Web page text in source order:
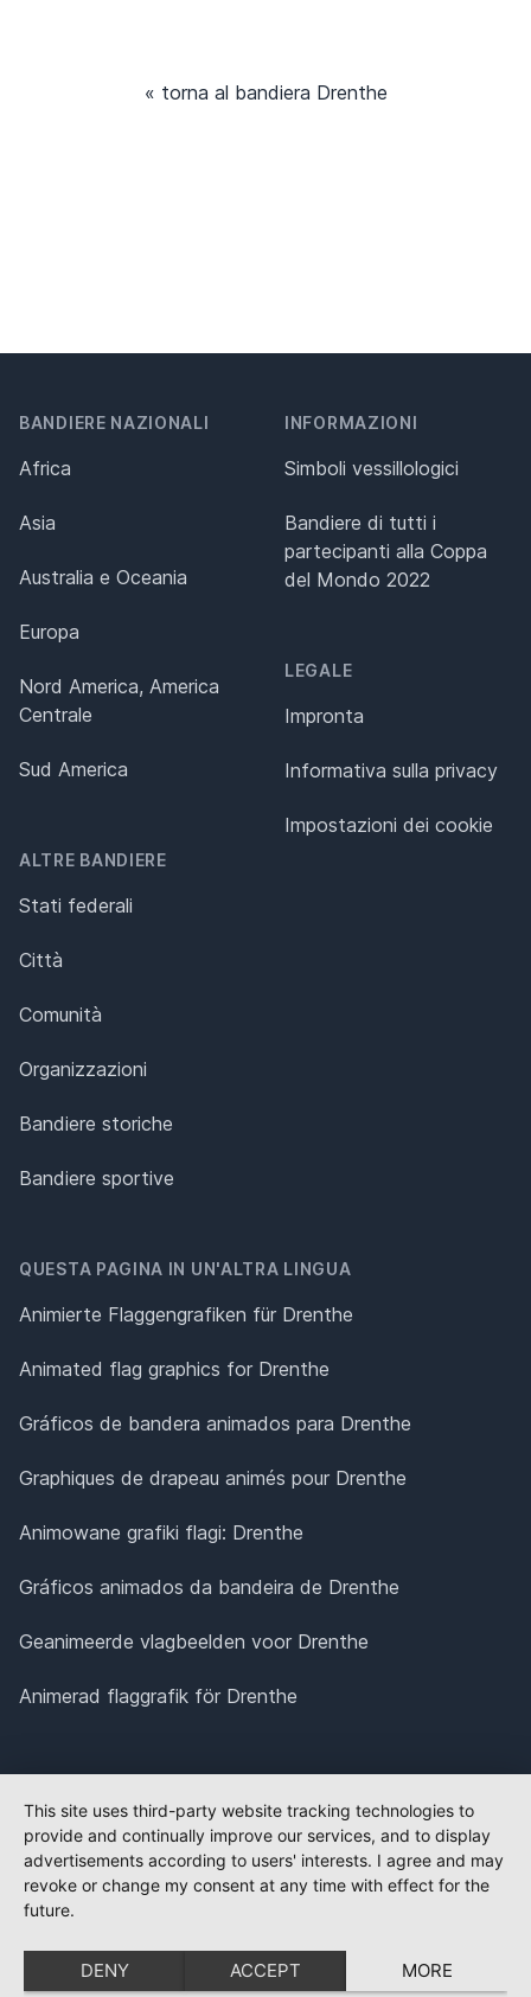
« torna al bandiera Drenthe
BANDIERE NAZIONALI
Africa
Asia
Australia e Oceania
Europa
Nord America, America
Centrale
Sud America
ALTRE BANDIERE
Stati federali
Città
Comunità
Organizzazioni
Bandiere storiche
Bandiere sportive
INFORMAZIONI
Simboli vessillologici
Bandiere di tutti i
partecipanti alla Coppa
del Mondo 2022
LEGALE
Impronta
Informativa sulla privacy
Impostazioni dei cookie
QUESTA PAGINA IN UN'ALTRA LINGUA
Animierte Flaggengrafiken für Drenthe
Animated flag graphics for Drenthe
Gráficos de bandera animados para Drenthe
Graphiques de drapeau animés pour Drenthe
Animowane grafiki flagi: Drenthe
Gráficos animados da bandeira de Drenthe
Geanimeerde vlagbeelden voor Drenthe
Animerad flaggrafik för Drenthe
This site uses third-party website tracking technologies to
provide and continually improve our services, and to display
advertisements according to users' interests. I agree and may
revoke or change my consent at any time with effect for the
future.
DENY ACCEPT MORE